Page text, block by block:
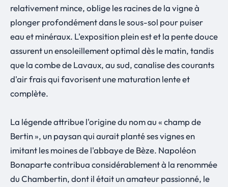
relativement mince, oblige les racines de la vigne à
plonger profondément dans le sous-sol pour puiser
eau et minéraux. L'exposition plein est et la pente douce
assurent un ensoleillement optimal dès le matin, tandis
que la combe de Lavaux, au sud, canalise des courants
d'air frais qui favorisent une maturation lente et
complète.
La légende attribue l'origine du nom au « champ de
Bertin », un paysan qui aurait planté ses vignes en
imitant les moines de l'abbaye de Bèze. Napoléon
Bonaparte contribua considérablement à la renommée
du Chambertin, dont il était un amateur passionné, le